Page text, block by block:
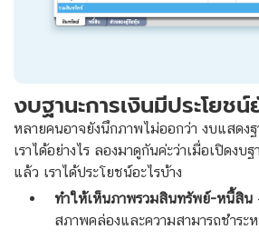
งบฐานะการเงินมีประโยชน์
หลายคนอาจยังนึกภาพไม่ออกว่า งบแสดงฐ
เราได้อย่างไร ลองมาดูกันค่ะว่าเมื่อเปิดงบ
แล้ว เราได้ประโยชน์อะไรบ้าง
ทำให้เห็นภาพรวมสินทรัพย์‑หนี้สิน
สภาพคล่องและความสามารถชำระ